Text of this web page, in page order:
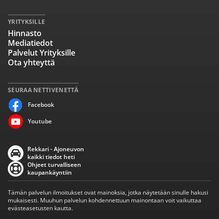
SEURAA NETTIVENETTÄ
Facebook
Youtube
YRITYKSILLE
Hinnasto
Mediatiedot
Palvelut Yrityksille
Ota yhteyttä
Rekkari - Ajoneuvon
kaikki tiedot heti
Ohjeet turvalliseen
kaupankäyntiin
Tämän palvelun ilmoitukset ovat mainoksia, jotka näytetään sinulle hakusi
mukaisesti. Muuhun palvelun kohdennettuun mainontaan voit vaikuttaa
evästeasetusten kautta.